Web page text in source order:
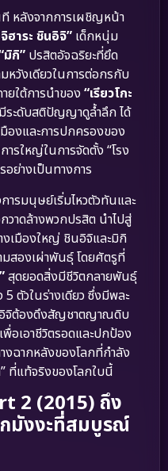
หลังจากการเผชิญหน้า
ฮาระ ชินอิจิ” เด็กหนุ่ม
มิกิ” ปรสิตอัจฉริยะที่ยึด
มหวังเดียวในการต่อกรกับ
ยใต้การนำของ “เรียวโกะ
ระดับสติปัญญาดูล้ำลึก ได้
มืองและการปกครองของ
รใหญ่ในการจัดตั้ง “โรง
ย่างเป็นทางการ
รมนุษย์เริ่มไหวตัวทันและ
าดล้างพวกปรสิต นำไปสู่
งเมืองใหญ่ ชินอิจิและมิกิ
สองเผ่าพันธุ์ โดยศัตรูที่
สุดยอดสิ่งมีชีวิตกลายพันธุ์
ตัวในร่างเดียว ซึ่งมีพละ
อิจิต้องดึงสัญชาตญาณดิบ
อเอาชีวิตรอดและปกป้อง
งฉากหลังของโลกที่กำลัง
ที่แท้จริงของโลกใบนี้
2 (2015) ถึง
มังงะที่สมบูรณ์